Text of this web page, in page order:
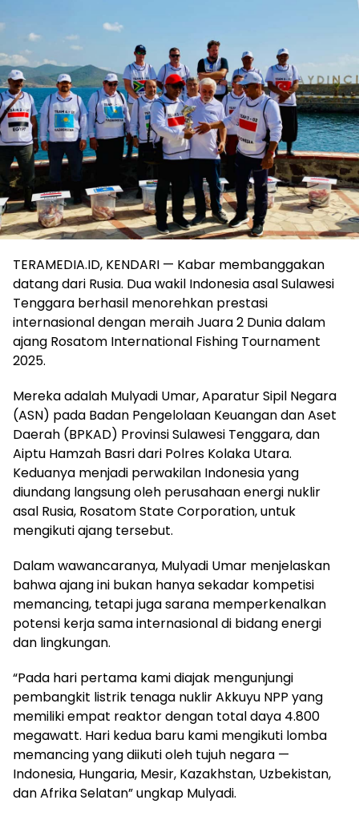
TERAMEDIA.ID, KENDARI — Kabar membanggakan
datang dari Rusia. Dua wakil Indonesia asal Sulawesi
Tenggara berhasil menorehkan prestasi
internasional dengan meraih Juara 2 Dunia dalam
ajang Rosatom International Fishing Tournament
2025.
Mereka adalah Mulyadi Umar, Aparatur Sipil Negara
(ASN) pada Badan Pengelolaan Keuangan dan Aset
Daerah (BPKAD) Provinsi Sulawesi Tenggara, dan
Aiptu Hamzah Basri dari Polres Kolaka Utara.
Keduanya menjadi perwakilan Indonesia yang
diundang langsung oleh perusahaan energi nuklir
asal Rusia, Rosatom State Corporation, untuk
mengikuti ajang tersebut.
Dalam wawancaranya, Mulyadi Umar menjelaskan
bahwa ajang ini bukan hanya sekadar kompetisi
memancing, tetapi juga sarana memperkenalkan
potensi kerja sama internasional di bidang energi
dan lingkungan.
“Pada hari pertama kami diajak mengunjungi
pembangkit listrik tenaga nuklir Akkuyu NPP yang
memiliki empat reaktor dengan total daya 4.800
megawatt. Hari kedua baru kami mengikuti lomba
memancing yang diikuti oleh tujuh negara —
Indonesia, Hungaria, Mesir, Kazakhstan, Uzbekistan,
dan Afrika Selatan” ungkap Mulyadi.